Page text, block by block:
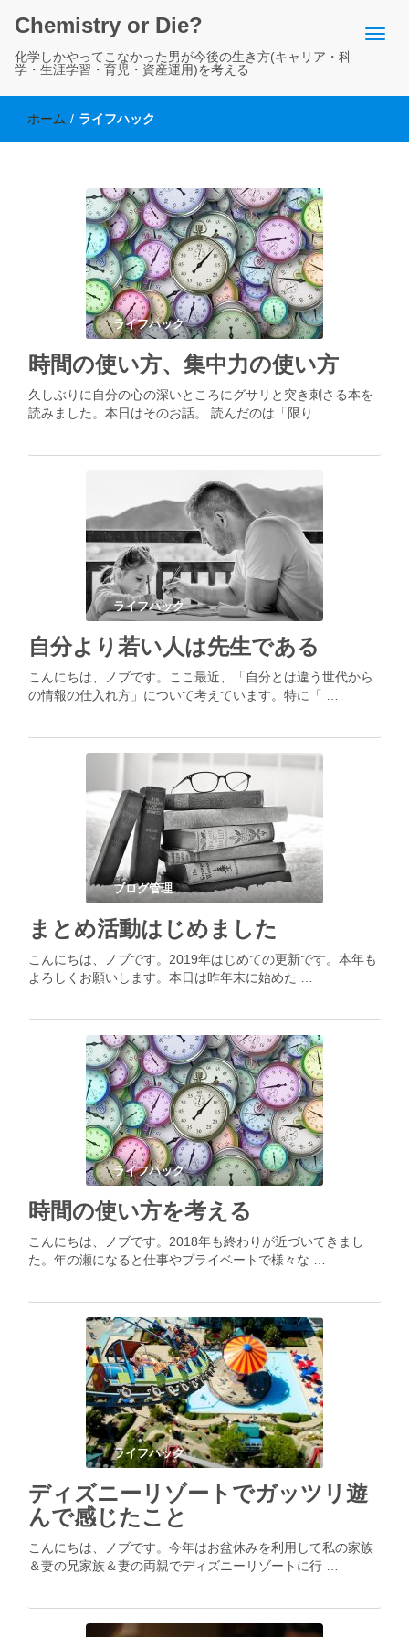
Chemistry or Die?
化学しかやってこなかった男が今後の生き方(キャリア・科
学・生涯学習・育児・資産運用)を考える
ホーム / ライフハック
ライフハック
時間の使い方、集中力の使い方
久しぶりに自分の心の深いところにグサリと突き刺さる本を
読みました。本日はそのお話。 読んだのは「限り …
ライフハック
自分より若い人は先生である
こんにちは、ノブです。ここ最近、「自分とは違う世代から
の情報の仕入れ方」について考えています。特に「 …
ブログ管理
まとめ活動はじめました
こんにちは、ノブです。2019年はじめての更新です。本年も
よろしくお願いします。本日は昨年末に始めた …
ライフハック
時間の使い方を考える
こんにちは、ノブです。2018年も終わりが近づいてきまし
た。年の瀬になると仕事やプライベートで様々な …
ライフハック
ディズニーリゾートでガッツリ遊
んで感じたこと
こんにちは、ノブです。今年はお盆休みを利用して私の家族
＆妻の兄家族＆妻の両親でディズニーリゾートに行 …